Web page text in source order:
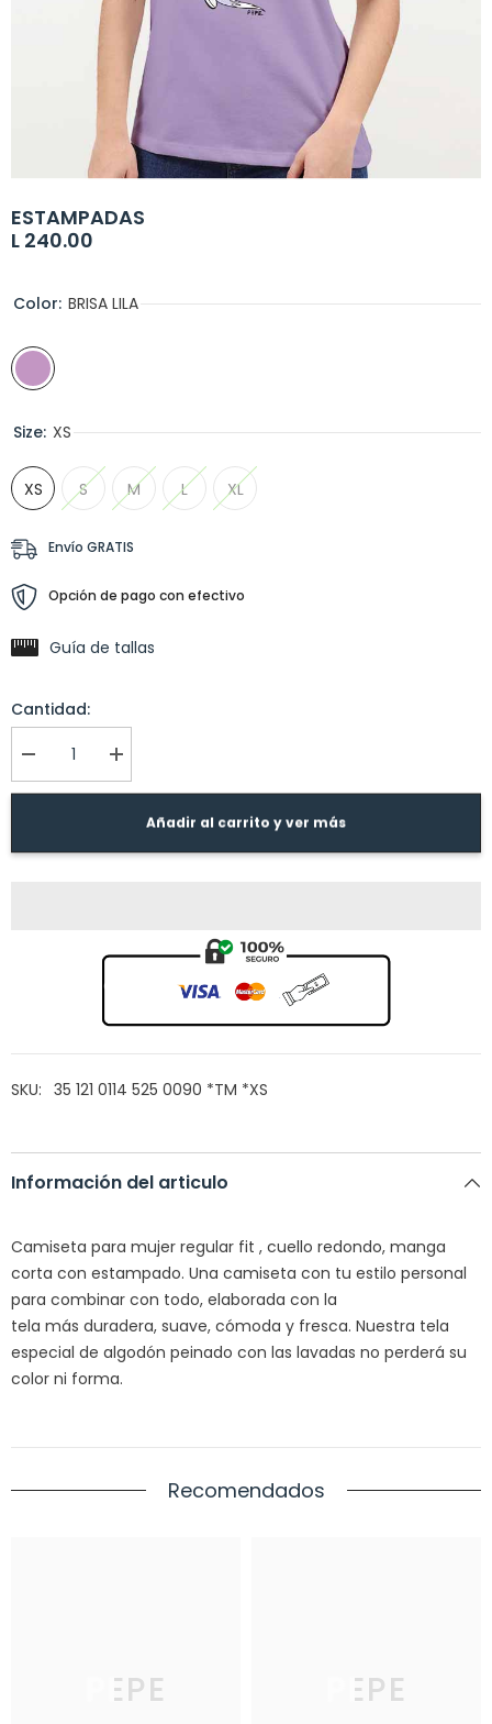
ESTAMPADAS
L 240.00
Color: BRISA LILA
Size: XS
XS S M L XL
Envío GRATIS
Opción de pago con efectivo
Guía de tallas
Cantidad:
Error:
Missing
for
I18n
Error:
Missing
value
for
producto
Añadir al carrito y ver más
SKU: 35 121 0114 525 0090 *TM *XS
Información del articulo
Camiseta para mujer regular fit , cuello redondo, manga
corta con estampado. Una camiseta con tu estilo personal
para combinar con todo, elaborada con la
tela más duradera, suave, cómoda y fresca. Nuestra tela
especial de algodón peinado con las lavadas no perderá su
color ni forma.
Recomendados
PEPE PEPE